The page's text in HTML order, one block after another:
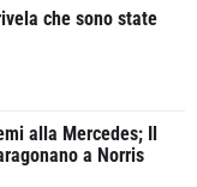
che sono state
alla Mercedes; Il
a Norris